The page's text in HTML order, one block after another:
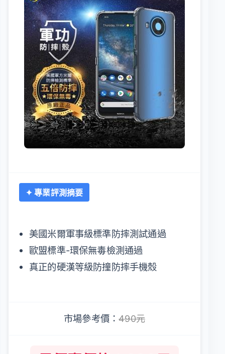
✦ 專業評測摘要
美國米爾軍事級標準防摔測試通過
歐盟標準-環保無毒檢測通過
真正的硬漢等級防撞防摔手機殼
市場參考價：490元